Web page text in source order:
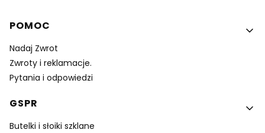
Linki w stopce
POMOC
Nadaj Zwrot
Zwroty i reklamacje.
Pytania i odpowiedzi
GSPR
Butelki i słoiki szklane